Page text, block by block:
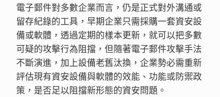
電子郵件對多數企業而言，仍是正式對外溝通或
留存紀錄的工具，早期企業只需採購一套資安設
備或軟體，透過定期的樣本更新，就可以把多數
可疑的攻擊行為阻擋，但隨著電子郵件攻擊手法
不斷演進，加上設備老舊汰換，企業勢必需重新
評估現有資安設備與軟體的效能、功能或防禦政
策，是否足以阻擋新形態的資安問題。